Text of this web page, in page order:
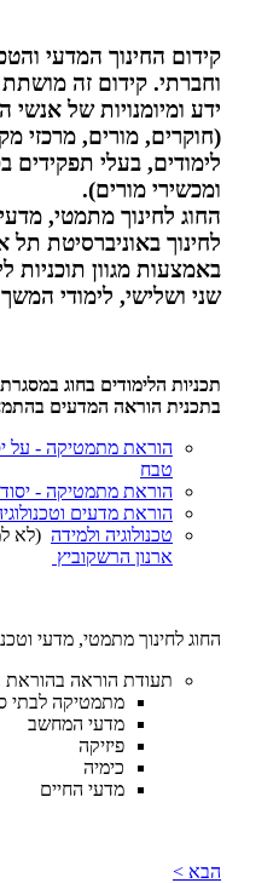
קידום החינוך המדעי
וחברתי. קידום זה
ידע ומיומנויות של
(חוקרים, מורים, מרכזי
לימודים, בעלי תפקידים
ומכשירי מורים).
החוג לחינוך מתמטי,
לחינוך באוניברסיטת
באמצעות מגוון תוכניות
שני ושלישי, לימודי
תכניות הלימודים בחוג
בתכנית הוראה המדעים
הוראת מתמטיקה - על
טבח
הוראת מתמטיקה -
הוראת מדעים
טכנולוגיה ולמידה (לא
ארנון הרשקוביץ
החוג לחינוך מתמטי, מדעי
תעודת הוראה בהוראת
מתמטיקה לבתי
מדעי המחשב
פיזיקה
כימיה
מדעי החיים
הבא >